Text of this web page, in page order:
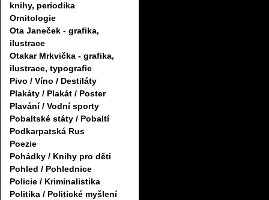
knihy, periodika
Ornitologie
Ota Janeček - grafika,
ilustrace
Otakar Mrkvička - grafika,
ilustrace, typografie
Pivo / Víno / Destiláty
Plakáty / Plakát / Poster
Plavání / Vodní sporty
Pobaltské státy / Pobaltí
Podkarpatská Rus
Poezie
Pohádky / Knihy pro děti
Pohled / Pohlednice
Policie / Kriminalistika
Politika / Politické myšlení